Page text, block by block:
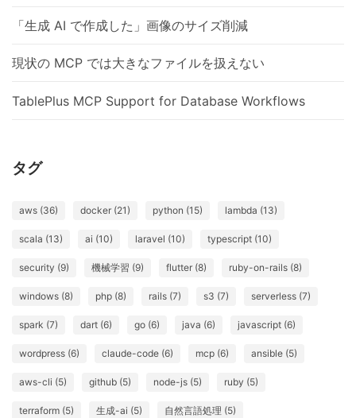
「生成 AI で作成した」画像のサイズ削減
現状の MCP では大きなファイルを扱えない
TablePlus MCP Support for Database Workflows
タグ
aws (36) docker (21) python (15) lambda (13)
scala (13) ai (10) laravel (10) typescript (10)
security (9) 機械学習 (9) flutter (8) ruby-on-rails (8)
windows (8) php (8) rails (7) s3 (7) serverless (7)
spark (7) dart (6) go (6) java (6) javascript (6)
wordpress (6) claude-code (6) mcp (6) ansible (5)
aws-cli (5) github (5) node-js (5) ruby (5)
terraform (5) 生成-ai (5) 自然言語処理 (5)